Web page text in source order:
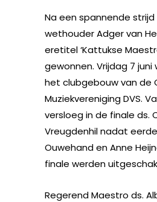
Na een spannende
wethouder Adger van
eretitel ‘Kattukse
gewonnen. Vrijdag 7 juni
het clubgebouw van de
Muziekvereniging DVS.
versloeg in de finale ds.
Vreugdenhil nadat
Ouwehand en Anne
finale werden
Regerend Maestro ds.